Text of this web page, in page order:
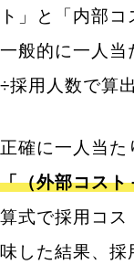
ト」と「内部コ
一般的に一人当
÷採用人数で算
正確に一人当た
「（外部コスト
算式で採用コス
味した結果、